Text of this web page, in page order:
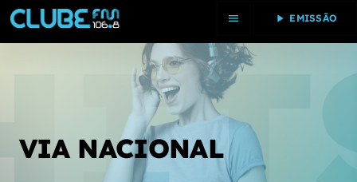
menu play_arrow EMISSÃO
close
PROGRAMAS
VIA NACIONAL